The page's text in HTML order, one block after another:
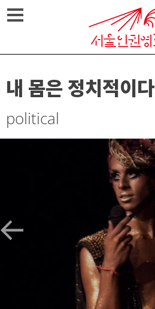
Skip
to
내 몸은 정치적이다
political